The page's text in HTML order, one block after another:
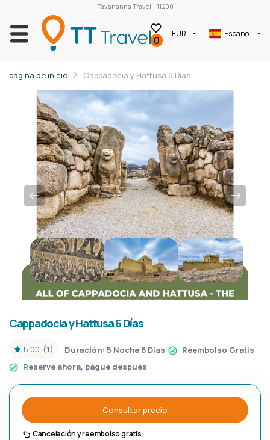
Tavananna Travel - 11200
0 EUR Español
página de inicio Cappadocia y Hattusa 6 Días
Cappadocia y Hattusa 6 Días
5.00 (1) Duración: 5 Noche 6 Días
Reembolso Gratis
Reserve ahora, pague después
Consultar precio
Cancelación y reembolso gratis.